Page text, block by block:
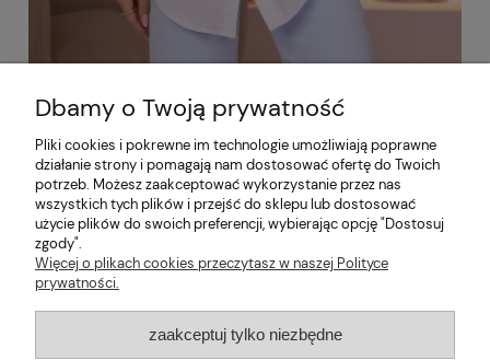
S M L XL 2XL
KOSZULA Podpinane Rękawy Oversize MARILLA - Biel
99,90 zł
Dbamy o Twoją prywatność
Pliki cookies i pokrewne im technologie umożliwiają poprawne
działanie strony i pomagają nam dostosować ofertę do Twoich
potrzeb. Możesz zaakceptować wykorzystanie przez nas
wszystkich tych plików i przejść do sklepu lub dostosować
użycie plików do swoich preferencji, wybierając opcję "Dostosuj
zgody".
Więcej o plikach cookies przeczytasz w naszej Polityce
prywatności.
zaakceptuj tylko niezbędne